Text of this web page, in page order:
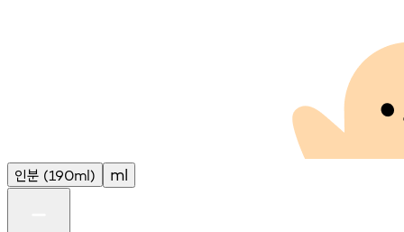
인분 (190ml) ml